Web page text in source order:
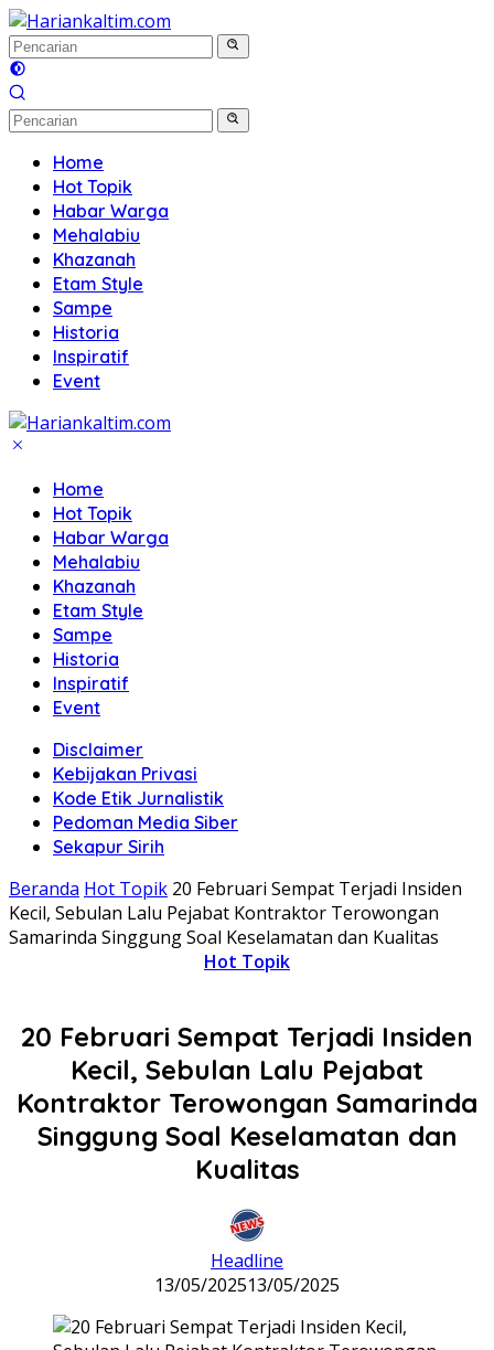
Langsung
ke
konten
Home
Hot Topik
Habar Warga
Mehalabiu
Khazanah
Etam Style
Sampe
Historia
Inspiratif
Event
Home
Hot Topik
Habar Warga
Mehalabiu
Khazanah
Etam Style
Sampe
Historia
Inspiratif
Event
Disclaimer
Kebijakan Privasi
Kode Etik Jurnalistik
Pedoman Media Siber
Sekapur Sirih
Beranda Hot Topik 20 Februari Sempat Terjadi Insiden
Kecil, Sebulan Lalu Pejabat Kontraktor Terowongan
Samarinda Singgung Soal Keselamatan dan Kualitas
Hot Topik
20 Februari Sempat Terjadi Insiden
Kecil, Sebulan Lalu Pejabat
Kontraktor Terowongan Samarinda
Singgung Soal Keselamatan dan
Kualitas
Headline
13/05/202513/05/2025